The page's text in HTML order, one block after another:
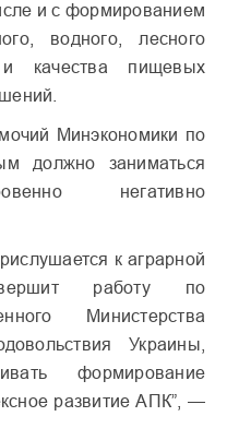
и с формированием
водного, лесного
и качества пищевых
Минэкономики по
должно заниматься
негативно
к аграрной
работу по
Министерства
Украины,
формирование
развитие АПК”, —